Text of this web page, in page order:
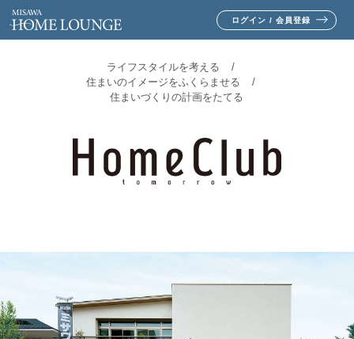
ログイン / 会員登録
ライフスタイルを考える
住まいのイメージをふくらませる
住まいづくりの計画をたてる